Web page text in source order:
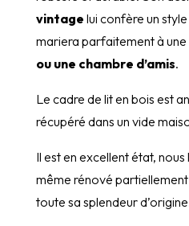
vintage lui confère un
mariera parfaitement à une
ou une chambre d’amis.
Le cadre de lit en bois est
récupéré dans un vide
Il est en excellent état, nous
même rénové
toute sa splendeur